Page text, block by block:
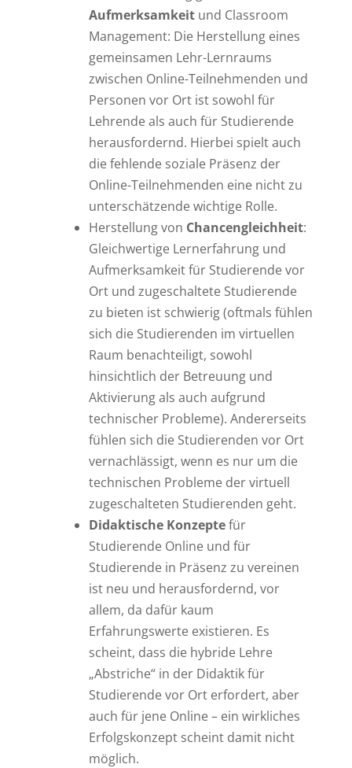
Aufmerksamkeitund Classroom
Management: Die Herstellung eines
gemeinsamen Lehr-Lernraums
zwischen Online-Teilnehmenden und
Personen vor Ort ist sowohl für
Lehrende als auch für Studierende
herausfordernd. Hierbei spielt auch
die fehlende soziale Präsenz der
Online-Teilnehmenden eine nicht zu
unterschätzende wichtige Rolle.
Herstellung von Chancengleichheit:
Gleichwertige Lernerfahrung und
Aufmerksamkeit für Studierende vor
Ort und zugeschaltete Studierende
zu bieten ist schwierig (oftmals fühlen
sich die Studierenden im virtuellen
Raum benachteiligt, sowohl
hinsichtlich der Betreuung und
Aktivierung als auch aufgrund
technischer Probleme). Andererseits
fühlen sich die Studierenden vor Ort
vernachlässigt, wenn es nur um die
technischen Probleme der virtuell
zugeschalteten Studierenden geht.
Didaktische Konzeptefür
Studierende Online und für
Studierende in Präsenz zu vereinen
ist neu und herausfordernd, vor
allem, da dafür kaum
Erfahrungswerte existieren. Es
scheint, dass die hybride Lehre
„Abstriche“ in der Didaktik für
Studierende vor Ort erfordert, aber
auch für jene Online – ein wirkliches
Erfolgskonzept scheint damit nicht
möglich.